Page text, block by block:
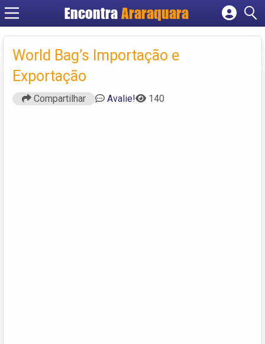
EncontraAraraquara
Cadastrar empresa
Fazer login
Criar conta
World Bag’s Importação e
Exportação
Compartilhar Avalie! 140